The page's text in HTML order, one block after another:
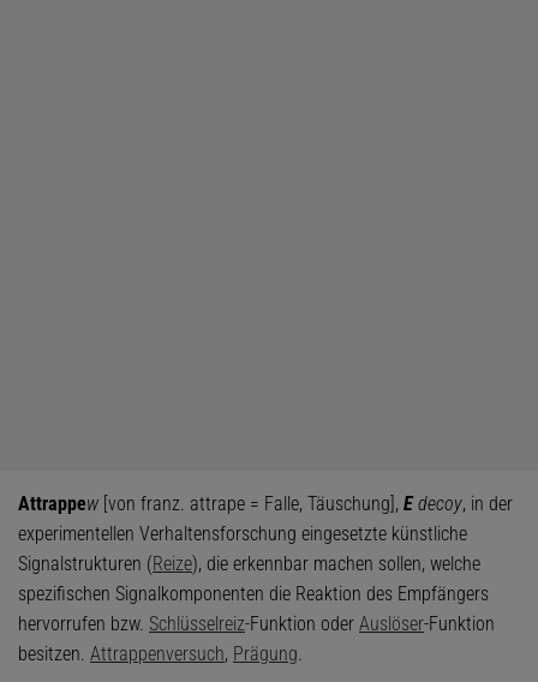
Attrappew [von franz. attrape = Falle, Täuschung], Edecoy, in der
experimentellen Verhaltensforschung eingesetzte künstliche
Signalstrukturen (Reize), die erkennbar machen sollen, welche
spezifischen Signalkomponenten die Reaktion des Empfängers
hervorrufen bzw. Schlüsselreiz-Funktion oder Auslöser-Funktion
besitzen. Attrappenversuch, Prägung.